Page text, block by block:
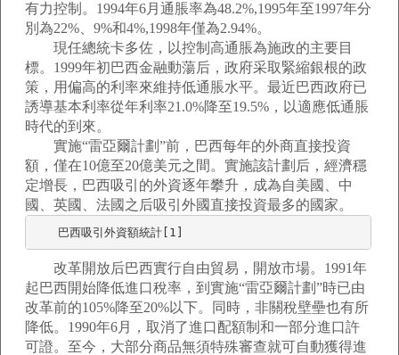
有力控制。1994年6月通脹率為48.2%,1995年至1997年分
別為22%、9%和4%,1998年僅為2.94%。
現任總統卡多佐，以控制高通脹為施政的主要目
標。1999年初巴西金融動蕩后，政府采取緊縮銀根的政
策，用偏高的利率來維持低通脹水平。最近巴西政府已
誘導基本利率從年利率21.0%降至19.5%，以適應低通脹
時代的到來。
實施“雷亞爾計劃”前，巴西每年的外商直接投資
額，僅在10億至20億美元之間。實施該計劃后，經濟穩
定增長，巴西吸引的外資逐年攀升，成為自美國、中
國、英國、法國之后吸引外國直接投資最多的國家。
巴西吸引外資額統計[1]　　　　　　　　　　　　　　　　　　
改革開放后巴西實行自由貿易，開放市場。1991年
起巴西開始降低進口稅率，到實施“雷亞爾計劃”時已由
改革前的105%降至20%以下。同時，非關稅壁壘也有所
降低。1990年6月，取消了進口配額制和一部分進口許
可證。至今，大部分商品無須特殊審查就可自動獲得進